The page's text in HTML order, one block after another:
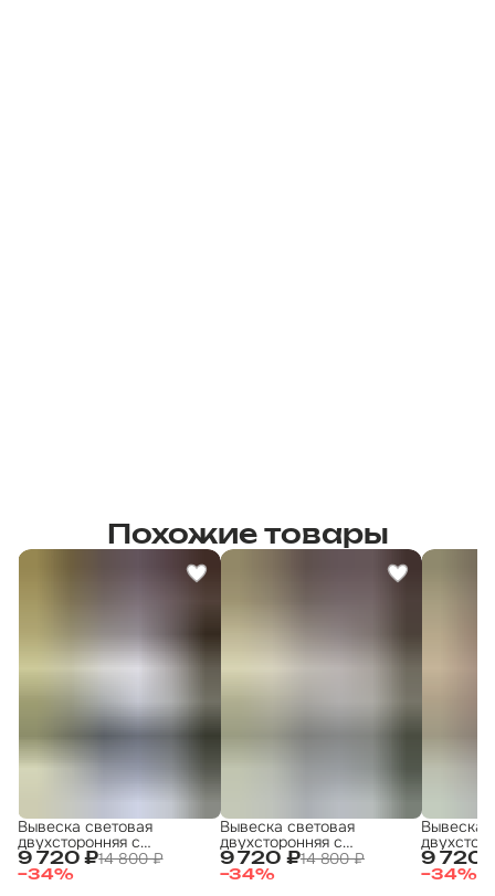
Похожие товары
9 720 ₽14 800 ₽
−34%
Вывеска световая
двухсторонняя с
подсветкой "Аптека"
30х60 см
9 720 ₽14 800 ₽
−34%
Вывеска световая
двухсторонняя с
подсветкой "Табак 1"
30х60 см
9 720
−34%
Вывеска
30х60 см